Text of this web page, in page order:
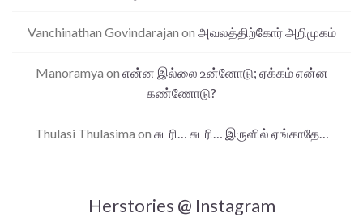
Vanchinathan Govindarajan on அவலத்திற்கோர் அறிமுகம்
Manoramya on என்ன இல்லை உன்னோடு; ஏக்கம் என்ன
கண்ணோடு?
Thulasi Thulasima on சுடரி… சுடரி… இருளில் ஏங்காதே…
Herstories @ Instagram